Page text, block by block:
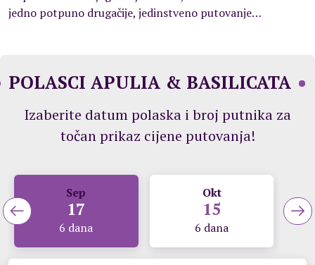
jedno potpuno drugačije, jedinstveno putovanje…
POLASCI APULIA & BASILICATA
Izaberite datum polaska i broj putnika za
točan prikaz cijene putovanja!
Sep
17
6 dana
Okt
15
6 dana